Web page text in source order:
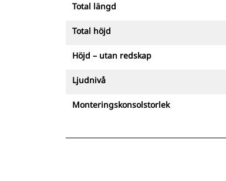
Total längd
Total höjd
Höjd – utan redskap
Ljudnivå
Monteringskonsolstorlek